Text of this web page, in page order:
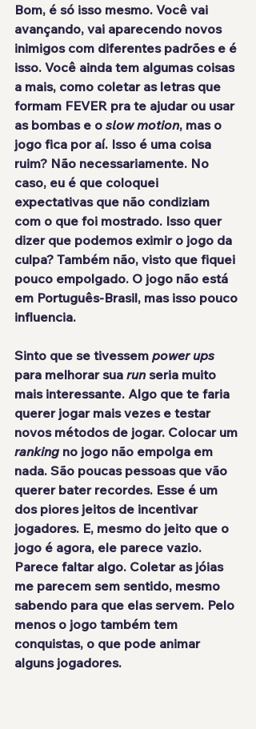
Bom, é só isso mesmo. Você vai
avançando, vai aparecendo novos
inimigos com diferentes padrões e é
isso. Você ainda tem algumas coisas
a mais, como coletar as letras que
formam FEVER pra te ajudar ou usar
as bombas e o slow motion, mas o
jogo fica por aí. Isso é uma coisa
ruim? Não necessariamente. No
caso, eu é que coloquei
expectativas que não condiziam
com o que foi mostrado. Isso quer
dizer que podemos eximir o jogo da
culpa? Também não, visto que fiquei
pouco empolgado. O jogo não está
em Português-Brasil, mas isso pouco
influencia.
Sinto que se tivessem power ups
para melhorar sua run seria muito
mais interessante. Algo que te faria
querer jogar mais vezes e testar
novos métodos de jogar. Colocar um
ranking no jogo não empolga em
nada. São poucas pessoas que vão
querer bater recordes. Esse é um
dos piores jeitos de incentivar
jogadores. E, mesmo do jeito que o
jogo é agora, ele parece vazio.
Parece faltar algo. Coletar as jóias
me parecem sem sentido, mesmo
sabendo para que elas servem. Pelo
menos o jogo também tem
conquistas, o que pode animar
alguns jogadores.